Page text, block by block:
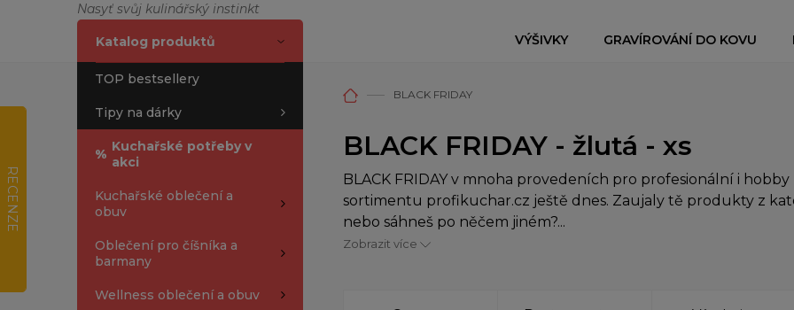
Nasyť svůj kulinářský instinkt
VÝŠIVKY GRAVÍROVÁNÍ DO KOVU
Katalog produktů
TOP bestsellery
Tipy na dárky
% Kuchařské potřeby v
akci
Kuchařské oblečení a
obuv
Oblečení pro číšníka a
barmany
Wellness oblečení a obuv
BLACK FRIDAY
BLACK FRIDAY - žlutá - xs
BLACK FRIDAY v mnoha provedeních pro profesionální i
sortimentu profikuchar.cz ještě dnes. Zaujaly tě produkty z
nebo sáhneš po něčem jiném?...
Zobrazit více
RECENZE